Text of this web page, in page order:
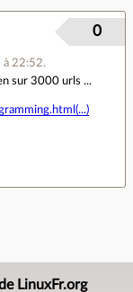
à 22:52.
0
sur 3000 urls ...
LinuxFr.org